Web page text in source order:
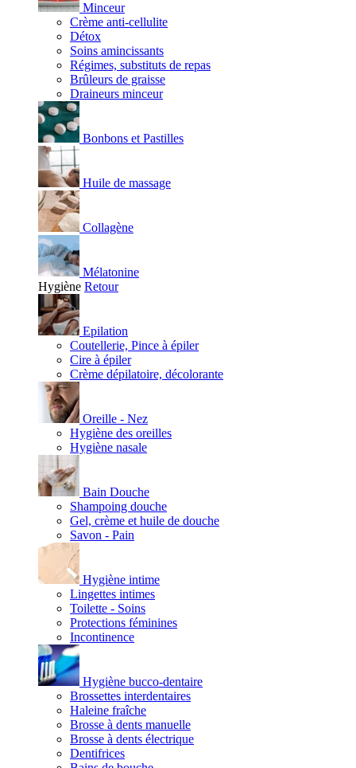
Minceur
Crème anti-cellulite
Détox
Soins amincissants
Régimes, substituts de repas
Brûleurs de graisse
Draineurs minceur
Bonbons et Pastilles
Huile de massage
Collagène
Mélatonine
Hygiène Retour
Epilation
Coutellerie, Pince à épiler
Cire à épiler
Crème dépilatoire, décolorante
Oreille - Nez
Hygiène des oreilles
Hygiène nasale
Bain Douche
Shampoing douche
Gel, crème et huile de douche
Savon - Pain
Hygiène intime
Lingettes intimes
Toilette - Soins
Protections féminines
Incontinence
Hygiène bucco-dentaire
Brossettes interdentaires
Haleine fraîche
Brosse à dents manuelle
Brosse à dents électrique
Dentifrices